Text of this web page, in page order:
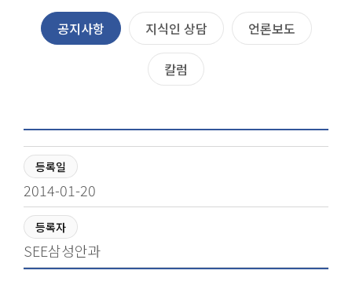
공지사항 지식인 상담 언론보도
칼럼
등록일
2014-01-20
등록자
SEE삼성안과